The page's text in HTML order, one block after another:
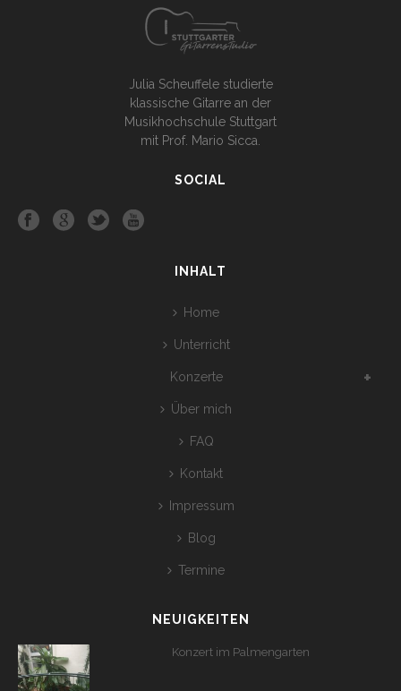
Julia Scheuffele studierte
klassische Gitarre an der
Musikhochschule Stuttgart
mit Prof. Mario Sicca.
SOCIAL
INHALT
Home
Unterricht
Konzerte
Über mich
FAQ
Kontakt
Impressum
Blog
Termine
NEUIGKEITEN
Konzert im Palmengarten